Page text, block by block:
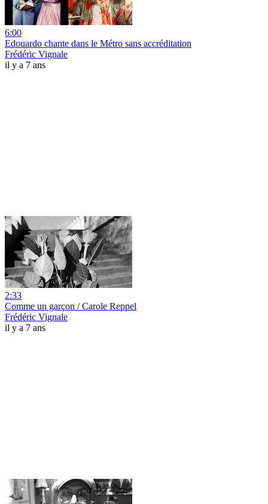
6:00
Edouardo chante dans le Métro sans accréditation
Frédéric Vignale
il y a 7 ans
2:33
Comme un garçon / Carole Reppel
Frédéric Vignale
il y a 7 ans